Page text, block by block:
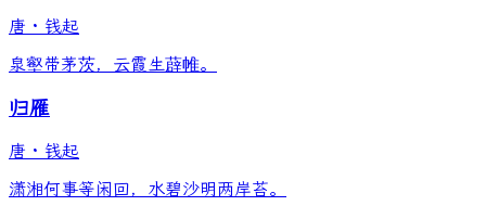
唐 · 钱起
泉壑带茅茨，云霞生薜帷。
归雁
唐 · 钱起
潇湘何事等闲回，水碧沙明两岸苔。